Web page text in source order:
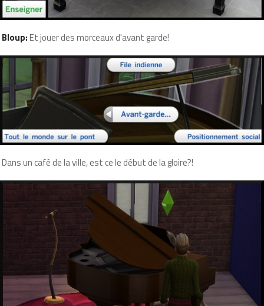
Bloup:Et jouer des morceaux d'avant garde!
Dans un café de la ville, est ce le début de la gloire?!